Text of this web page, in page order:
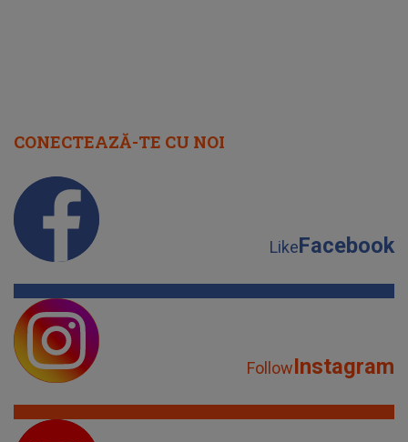
CONECTEAZĂ-TE CU NOI
LikeFacebook
FollowInstagram